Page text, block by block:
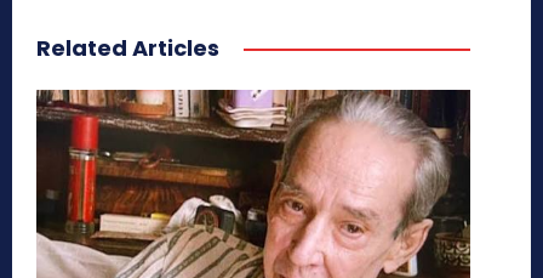
Related Articles